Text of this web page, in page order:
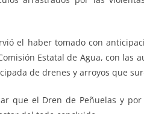
el haber tomado con
Estatal de Agua, con las
de drenes y arroyos que
que el Dren de Peñuelas y